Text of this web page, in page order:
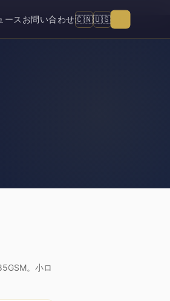
ース お問い合わせ🇨🇳🇺🇸🇯🇵
。小ロ